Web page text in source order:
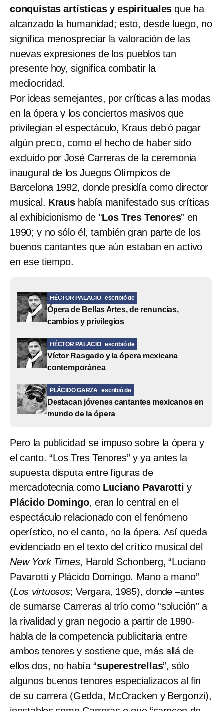
conquistas artísticas y espiritualesque ha
alcanzado la humanidad; esto, desde luego, no
significa menospreciar la valoración de las
nuevas expresiones de los pueblos tan
presente hoy, significa combatir la
mediocridad.
Por ideas semejantes, por críticas a las modas
en la ópera y los conciertos masivos que
privilegian el espectáculo, Kraus debió pagar
algún precio, como el hecho de haber sido
excluido por José Carreras de la ceremonia
inaugural de los Juegos Olímpicos de
Barcelona 1992, donde presidía como director
musical. Kraushabía manifestado sus críticas
al exhibicionismo de “Los Tres Tenores” en
1990; y no sólo él, también gran parte de los
buenos cantantes que aún estaban en activo
en ese tiempo.
HÉCTOR PALACIO escribió de
Ópera de Bellas Artes, de renuncias,
cambios y privilegios
HÉCTOR PALACIO escribió de
Víctor Rasgado y la ópera mexicana
contemporánea
PLÁCIDO GARZA escribió de
Destacan jóvenes cantantes mexicanos en
mundo de la ópera
Pero la publicidad se impuso sobre la ópera y
el canto. “Los Tres Tenores” y ya antes la
supuesta disputa entre figuras de
mercadotecnia como Luciano Pavarotti y
Plácido Domingo, eran lo central en el
espectáculo relacionado con el fenómeno
operístico, no el canto, no la ópera. Así queda
evidenciado en el texto del crítico musical del
New York Times, Harold Schonberg, “Luciano
Pavarotti y Plácido Domingo. Mano a mano”
(Los virtuosos; Vergara, 1985), donde –antes
de sumarse Carreras al trío como “solución” a
la rivalidad y gran negocio a partir de 1990-
habla de la competencia publicitaria entre
ambos tenores y sostiene que, más allá de
ellos dos, no había “superestrellas”, sólo
algunos buenos tenores especializados al fin
de su carrera (Gedda, McCracken y Bergonzi),